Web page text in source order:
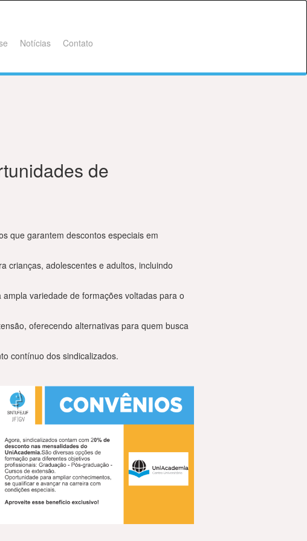
Notícias Contato
de
que garantem descontos especiais em
crianças, adolescentes e adultos, incluindo
variedade de formações voltadas para o
oferecendo alternativas para quem busca
contínuo dos sindicalizados.